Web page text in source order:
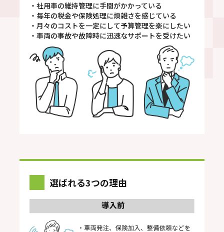
・社用車の維持管理に手間がかかっている
・毎年の税金や保険処理に煩雑さを感じている
・月々のコストを一定にして予算管理を楽にしたい
・車両の事故や故障時に迅速なサポートを受けたい
選ばれる3つの理由